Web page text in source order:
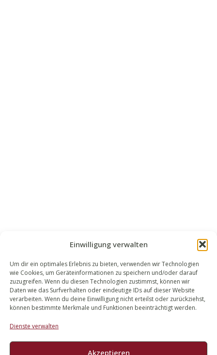
Einwilligung verwalten
Um dir ein optimales Erlebnis zu bieten, verwenden wir Technologien
wie Cookies, um Geräteinformationen zu speichern und/oder darauf
zuzugreifen. Wenn du diesen Technologien zustimmst, können wir
Daten wie das Surfverhalten oder eindeutige IDs auf dieser Website
verarbeiten. Wenn du deine Einwilligung nicht erteilst oder zurückziehst,
können bestimmte Merkmale und Funktionen beeinträchtigt werden.
Dienste verwalten
Akzeptieren
WALEK RECHTSANWÄLT​​E
Bachstraße 13
56727 Mayen
02651 98 900
info@walek-rechtsanwaelte.de